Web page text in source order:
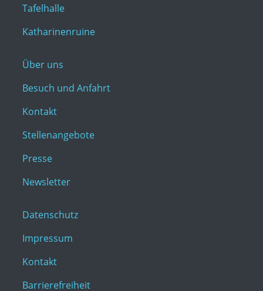
Tafelhalle
Katharinenruine
Über uns
Besuch und Anfahrt
Kontakt
Stellenangebote
Presse
Newsletter
Datenschutz
Impressum
Kontakt
Barrierefreiheit